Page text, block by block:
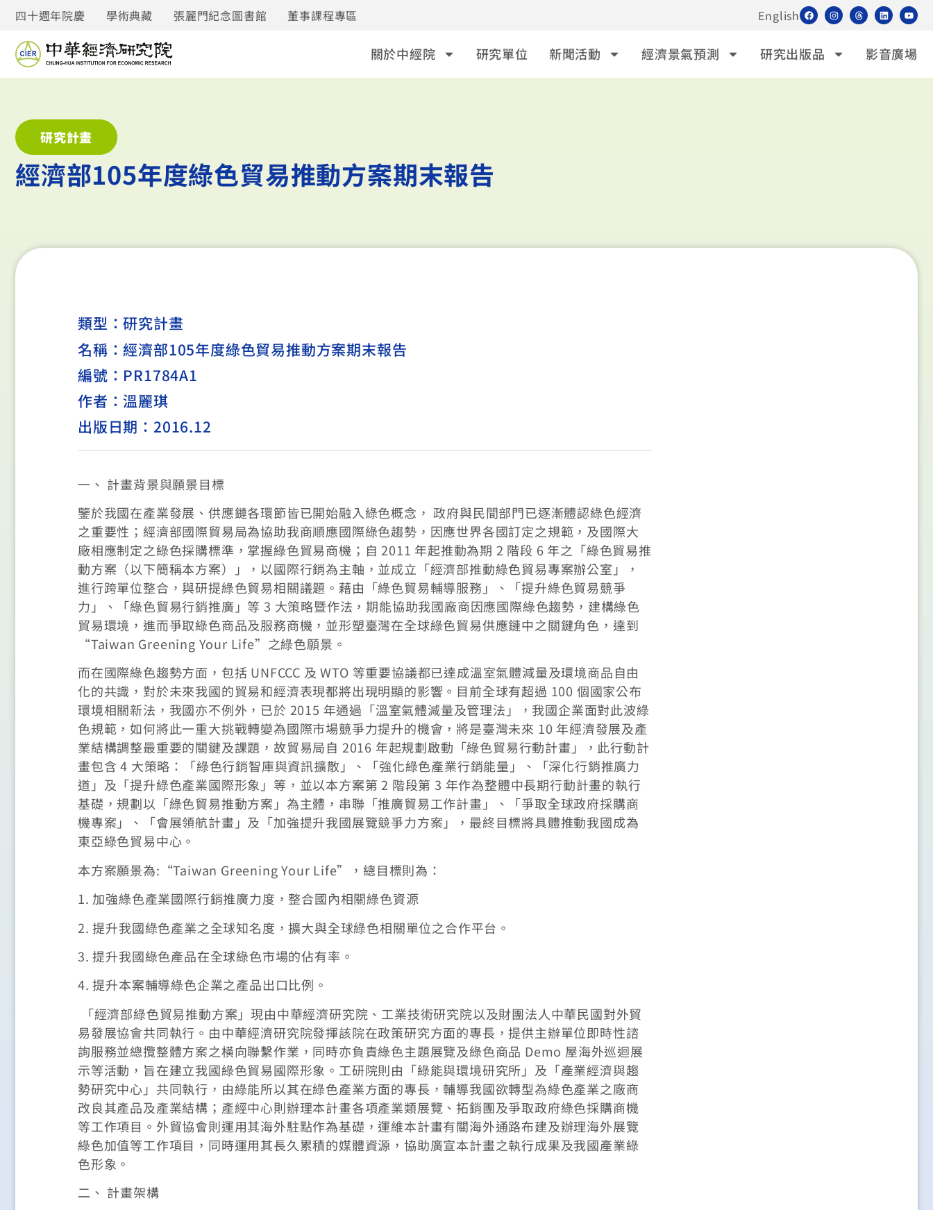
四十週年院慶 學術典藏 張麗門紀念圖書館 董事課程專區 English
關於中經院 研究單位 新聞活動 經濟景氣預測 研究出版品 影音廣場
研究計畫
經濟部105年度綠色貿易推動方案期末報告
類型：研究計畫
名稱：經濟部105年度綠色貿易推動方案期末報告
編號：PR1784A1
作者：溫麗琪
出版日期：2016.12
一、 計畫背景與願景目標
鑒於我國在產業發展、供應鏈各環節皆已開始融入綠色概念， 政府與民間部門已逐漸體認綠色經濟
之重要性；經濟部國際貿易局為協助我商順應國際綠色趨勢，因應世界各國訂定之規範，及國際大
廠相應制定之綠色採購標準，掌握綠色貿易商機；自 2011 年起推動為期 2 階段 6 年之「綠色貿易推
動方案（以下簡稱本方案）」，以國際行銷為主軸，並成立「經濟部推動綠色貿易專案辦公室」，
進行跨單位整合，與研提綠色貿易相關議題。藉由「綠色貿易輔導服務」、「提升綠色貿易競爭
力」、「綠色貿易行銷推廣」等 3 大策略暨作法，期能協助我國廠商因應國際綠色趨勢，建構綠色
貿易環境，進而爭取綠色商品及服務商機，並形塑臺灣在全球綠色貿易供應鏈中之關鍵角色，達到
“Taiwan Greening Your Life”之綠色願景。
而在國際綠色趨勢方面，包括 UNFCCC 及 WTO 等重要協議都已達成溫室氣體減量及環境商品自由
化的共識，對於未來我國的貿易和經濟表現都將出現明顯的影響。目前全球有超過 100 個國家公布
環境相關新法，我國亦不例外，已於 2015 年通過「溫室氣體減量及管理法」，我國企業面對此波綠
色規範，如何將此一重大挑戰轉變為國際市場競爭力提升的機會，將是臺灣未來 10 年經濟發展及產
業結構調整最重要的關鍵及課題，故貿易局自 2016 年起規劃啟動「綠色貿易行動計畫」，此行動計
畫包含 4 大策略：「綠色行銷智庫與資訊擴散」、「強化綠色產業行銷能量」、「深化行銷推廣力
道」及「提升綠色產業國際形象」等，並以本方案第 2 階段第 3 年作為整體中長期行動計畫的執行
基礎，規劃以「綠色貿易推動方案」為主體，串聯「推廣貿易工作計畫」、「爭取全球政府採購商
機專案」、「會展領航計畫」及「加強提升我國展覽競爭力方案」，最終目標將具體推動我國成為
東亞綠色貿易中心。
本方案願景為:“Taiwan Greening Your Life”，總目標則為：
1. 加強綠色產業國際行銷推廣力度，整合國內相關綠色資源
2. 提升我國綠色產業之全球知名度，擴大與全球綠色相關單位之合作平台。
3. 提升我國綠色產品在全球綠色市場的佔有率。
4. 提升本案輔導綠色企業之產品出口比例。
「經濟部綠色貿易推動方案」現由中華經濟研究院、工業技術研究院以及財團法人中華民國對外貿
易發展協會共同執行。由中華經濟研究院發揮該院在政策研究方面的專長，提供主辦單位即時性諮
詢服務並總攬整體方案之橫向聯繫作業，同時亦負責綠色主題展覽及綠色商品 Demo 屋海外巡迴展
示等活動，旨在建立我國綠色貿易國際形象。工研院則由「綠能與環境研究所」及「產業經濟與趨
勢研究中心」共同執行，由綠能所以其在綠色產業方面的專長，輔導我國欲轉型為綠色產業之廠商
改良其產品及產業結構；產經中心則辦理本計畫各項產業類展覽、拓銷團及爭取政府綠色採購商機
等工作項目。外貿協會則運用其海外駐點作為基礎，運維本計畫有關海外通路布建及辦理海外展覽
綠色加值等工作項目，同時運用其長久累積的媒體資源，協助廣宣本計畫之執行成果及我國產業綠
色形象。
二、 計畫架構